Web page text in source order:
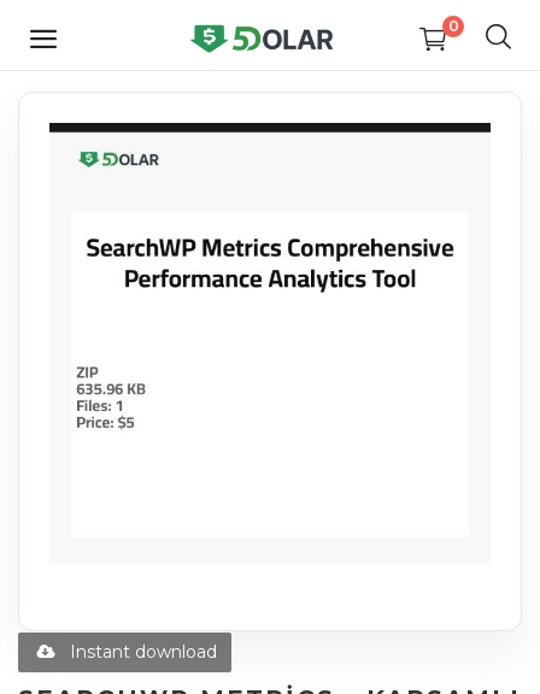
0
HEMEN
SATIŞ
Yazılım
Dijital Kitaplar
Favoriler
Instant download